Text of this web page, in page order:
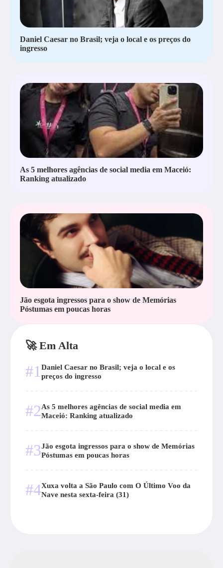
Daniel Caesar no Brasil; veja o local e os preços do
ingresso
As 5 melhores agências de social media em Maceió:
Ranking atualizado
Jão esgota ingressos para o show de Memórias
Póstumas em poucas horas
🚀 Em Alta
#1 Daniel Caesar no Brasil; veja o local e os
preços do ingresso
#2As 5 melhores agências de social media em
Maceió: Ranking atualizado
#3Jão esgota ingressos para o show de Memórias
Póstumas em poucas horas
#4Xuxa volta a São Paulo com O Último Voo da
Nave nesta sexta-feira (31)